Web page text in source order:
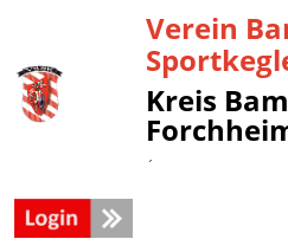
Verein
Kreis
´